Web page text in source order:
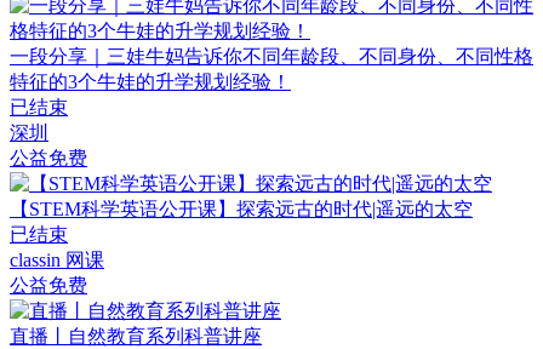
一段分享｜三娃牛妈告诉你不同年龄段、不同身份、不同性格
特征的3个牛娃的升学规划经验！
已结束
深圳
公益免费
【STEM科学英语公开课】探索远古的时代|遥远的太空
已结束
classin 网课
公益免费
直播丨自然教育系列科普讲座